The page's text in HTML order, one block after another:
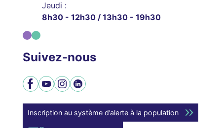
Jeudi :
8h30 - 12h30 / 13h30 - 19h30
Suivez-nous
Facebook
YouTubeInstagram
LinkedIn
Inscription au système d’alerte à la population